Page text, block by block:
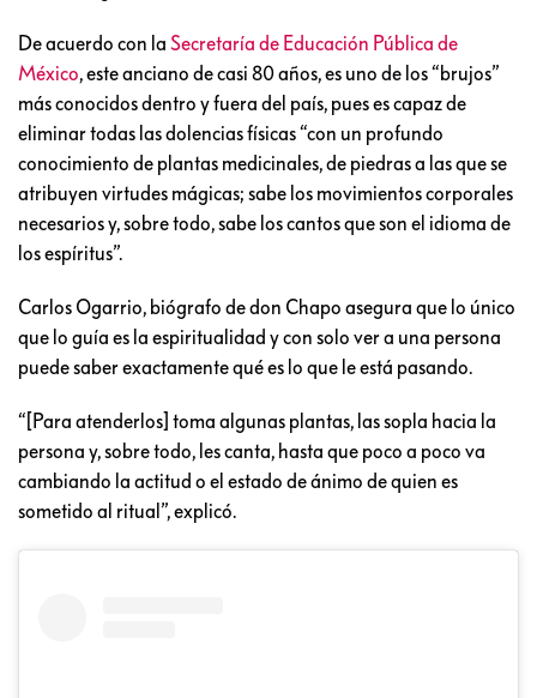
De acuerdo con la Secretaría de Educación Pública de
México, este anciano de casi 80 años, es uno de los “brujos”
más conocidos dentro y fuera del país, pues es capaz de
eliminar todas las dolencias físicas “con un profundo
conocimiento de plantas medicinales, de piedras a las que se
atribuyen virtudes mágicas; sabe los movimientos corporales
necesarios y, sobre todo, sabe los cantos que son el idioma de
los espíritus”.
Carlos Ogarrio, biógrafo de don Chapo asegura que lo único
que lo guía es la espiritualidad y con solo ver a una persona
puede saber exactamente qué es lo que le está pasando.
“[Para atenderlos] toma algunas plantas, las sopla hacia la
persona y, sobre todo, les canta, hasta que poco a poco va
cambiando la actitud o el estado de ánimo de quien es
sometido al ritual”, explicó.